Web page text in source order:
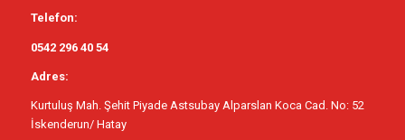
Telefon:
0542 296 40 54
Adres:
Kurtuluş Mah. Şehit Piyade Astsubay Alparslan Koca Cad. No: 52
İskenderun/ Hatay